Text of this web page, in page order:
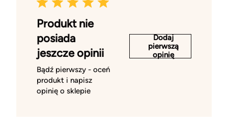
Produkt nie
posiada
jeszcze opinii
Bądź pierwszy - oceń
produkt i napisz
opinię o sklepie
Dodaj
pierwszą
opinię